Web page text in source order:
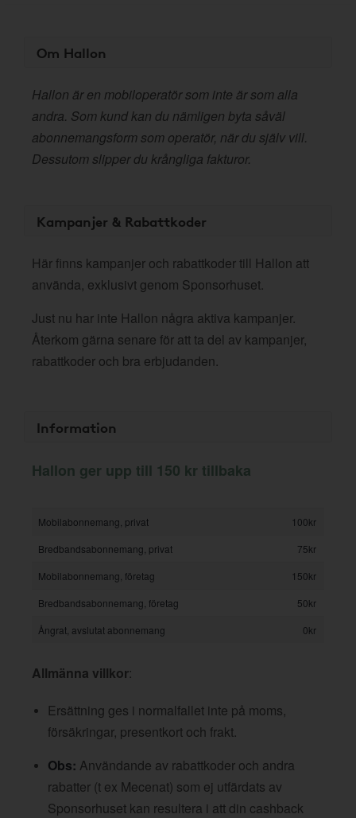
Om Hallon
Hallon är en mobiloperatör som inte är som alla
andra. Som kund kan du nämligen byta såväl
abonnemangsform som operatör, när du själv vill.
Dessutom slipper du krångliga fakturor.
Kampanjer & Rabattkoder
Här finns kampanjer och rabattkoder till Hallon att
använda, exklusivt genom Sponsorhuset.
Just nu har inte Hallon några aktiva kampanjer.
Återkom gärna senare för att ta del av kampanjer,
rabattkoder och bra erbjudanden.
Information
Hallon ger upp till 150 kr tillbaka
Mobilabonnemang, privat
100kr
Bredbandsabonnemang, privat
75kr
Mobilabonnemang, företag
150kr
Bredbandsabonnemang, företag
50kr
Ångrat, avslutat abonnemang
0kr
Allmänna villkor:
Ersättning ges i normalfallet inte på moms,
försäkringar, presentkort och frakt.
Obs: Användande av rabattkoder och andra
rabatter (t ex Mecenat) som ej utfärdats av
Sponsorhuset kan resultera i att din cashback